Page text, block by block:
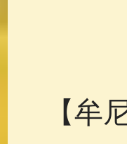
【牟